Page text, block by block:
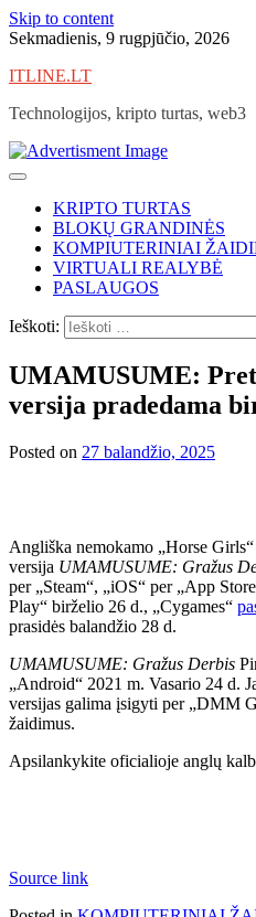
Skip to content
Sekmadienis, 9 rugpjūčio, 2026
ITLINE.LT
Technologijos, kripto turtas, web3
KRIPTO TURTAS
BLOKŲ GRANDINĖS
KOMPIUTERINIAI
VIRTUALI REALYBĖ
PASLAUGOS
Ieškoti:
UMAMUSUME:
versija pradedama
Posted on 27 balandžio, 2025
Angliška nemokamo „Horse
versija UMAMUSUME: Gražus
per „Steam“, „iOS“ per „App
Play“ birželio 26 d., „Cygames“
prasidės balandžio 28 d.
UMAMUSUME: Gražus Derbis
„Android“ 2021 m. Vasario 24 d.
versijas galima įsigyti per „DMM
žaidimus.
Apsilankykite oficialioje anglų
Source link